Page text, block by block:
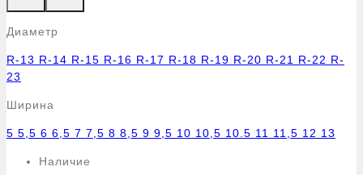
Диаметр
R-13 R-14 R-15 R-16 R-17 R-18 R-19 R-20 R-21 R-22 R-
23
Ширина
5 5,5 6 6,5 7 7,5 8 8,5 9 9,5 10 10,5 10.5 11 11,5 12 13
Наличие